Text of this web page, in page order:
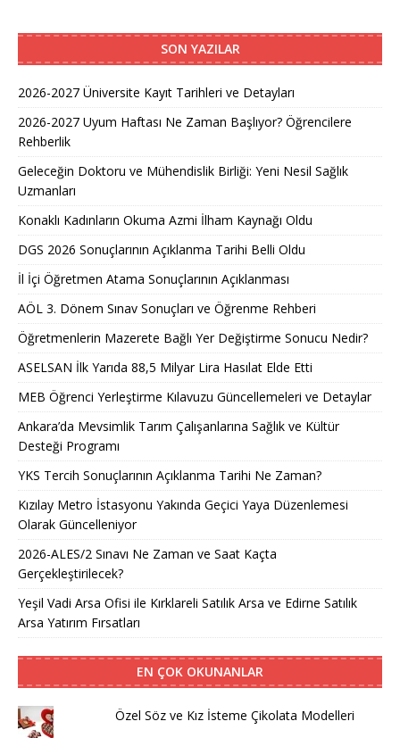
SON YAZILAR
2026-2027 Üniversite Kayıt Tarihleri ve Detayları
2026-2027 Uyum Haftası Ne Zaman Başlıyor? Öğrencilere
Rehberlik
Geleceğin Doktoru ve Mühendislik Birliği: Yeni Nesil Sağlık
Uzmanları
Konaklı Kadınların Okuma Azmi İlham Kaynağı Oldu
DGS 2026 Sonuçlarının Açıklanma Tarihi Belli Oldu
İl İçi Öğretmen Atama Sonuçlarının Açıklanması
AÖL 3. Dönem Sınav Sonuçları ve Öğrenme Rehberi
Öğretmenlerin Mazerete Bağlı Yer Değiştirme Sonucu Nedir?
ASELSAN İlk Yarıda 88,5 Milyar Lira Hasılat Elde Etti
MEB Öğrenci Yerleştirme Kılavuzu Güncellemeleri ve Detaylar
Ankara’da Mevsimlik Tarım Çalışanlarına Sağlık ve Kültür
Desteği Programı
YKS Tercih Sonuçlarının Açıklanma Tarihi Ne Zaman?
Kızılay Metro İstasyonu Yakında Geçici Yaya Düzenlemesi
Olarak Güncelleniyor
2026-ALES/2 Sınavı Ne Zaman ve Saat Kaçta
Gerçekleştirilecek?
Yeşil Vadi Arsa Ofisi ile Kırklareli Satılık Arsa ve Edirne Satılık
Arsa Yatırım Fırsatları
EN ÇOK OKUNANLAR
Özel Söz ve Kız İsteme Çikolata Modelleri